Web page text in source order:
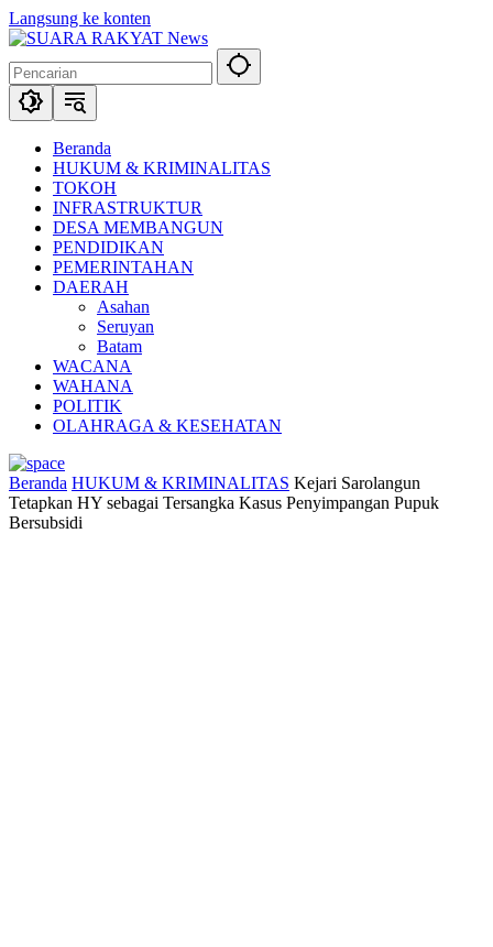
Langsung ke konten
Beranda
HUKUM & KRIMINALITAS
TOKOH
INFRASTRUKTUR
DESA MEMBANGUN
PENDIDIKAN
PEMERINTAHAN
DAERAH
Asahan
Seruyan
Batam
WACANA
WAHANA
POLITIK
OLAHRAGA & KESEHATAN
Beranda HUKUM & KRIMINALITAS Kejari Sarolangun
Tetapkan HY sebagai Tersangka Kasus Penyimpangan Pupuk
Bersubsidi